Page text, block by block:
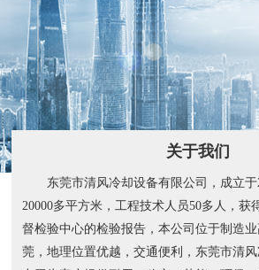
关于我们
东莞市清风冷却设备有限公司，成立于
20000多平方米，工程技术人员50多人，获
督检验中心的检验报告，本公司位于制造
莞，地理位置优越，交通便利，东莞市清